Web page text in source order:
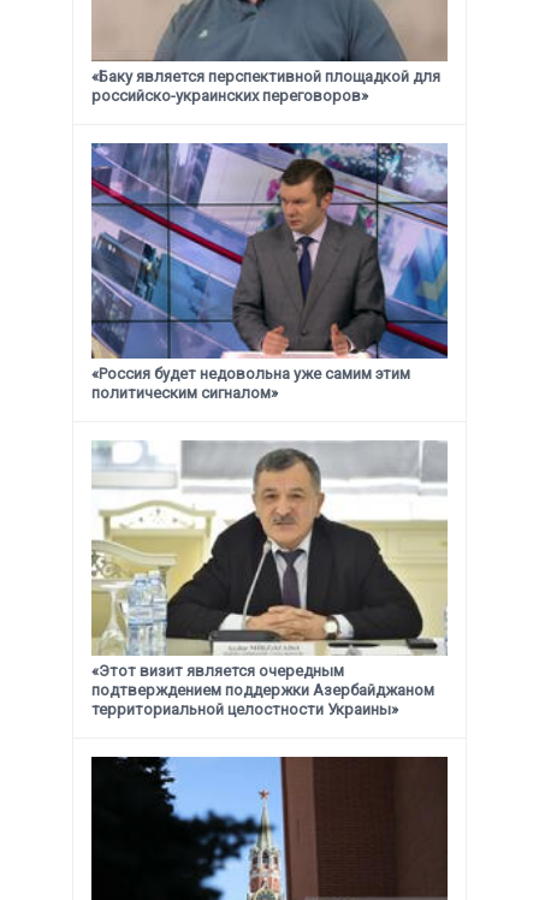
«Баку является перспективной площадкой для
российско-украинских переговоров»
«Россия будет недовольна уже самим этим
политическим сигналом»
«Этот визит является очередным
подтверждением поддержки Азербайджаном
территориальной целостности Украины»